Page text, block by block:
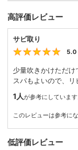
高評価レビュー
サビ取り
5.0
少量吹きかけただ
スパもよいので、リ
1人が参考にしています
このレビューは参考に
低評価レビュー